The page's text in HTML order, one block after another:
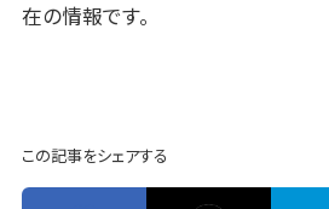
在の情報です。
この記事をシェアする